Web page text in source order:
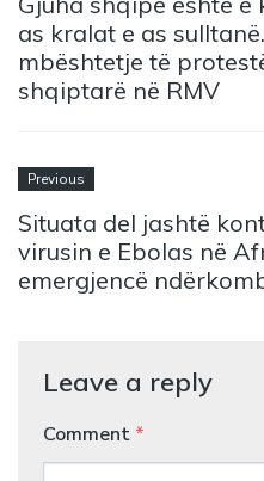
as kralat e as
mbështetje të
shqiptarë në RMV
Previous
Situata del jashtë
virusin e Ebolas në
emergjencë
Leave a reply
Comment *